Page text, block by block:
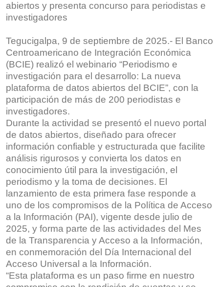
abiertos y presenta concurso para periodistas e
investigadores
Tegucigalpa, 9 de septiembre de 2025.- El Banco
Centroamericano de Integración Económica
(BCIE) realizó el webinario “Periodismo e
investigación para el desarrollo: La nueva
plataforma de datos abiertos del BCIE”, con la
participación de más de 200 periodistas e
investigadores.
Durante la actividad se presentó el nuevo portal
de datos abiertos, diseñado para ofrecer
información confiable y estructurada que facilite
análisis rigurosos y convierta los datos en
conocimiento útil para la investigación, el
periodismo y la toma de decisiones. El
lanzamiento de esta primera fase responde a
uno de los compromisos de la Política de Acceso
a la Información (PAI), vigente desde julio de
2025, y forma parte de las actividades del Mes
de la Transparencia y Acceso a la Información,
en conmemoración del Día Internacional del
Acceso Universal a la Información.
“Esta plataforma es un paso firme en nuestro